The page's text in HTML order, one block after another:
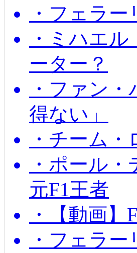
・フェラ
・ミハエ
ーター？
・ファン
得ない」
・チーム
・ポール
元F1王者
・【動画
・フェラ